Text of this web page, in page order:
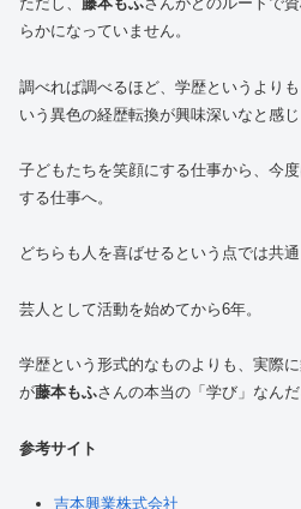
らかになっていません。
調べれば調べるほど、学歴というより
いう異色の経歴転換が興味深いなと感じ
子どもたちを笑顔にする仕事から、今
する仕事へ。
どちらも人を喜ばせるという点では共
芸人として活動を始めてから6年。
学歴という形式的なものよりも、実際
が藤本もふさんの本当の「学び」なんだ
参考サイト
吉本興業株式会社